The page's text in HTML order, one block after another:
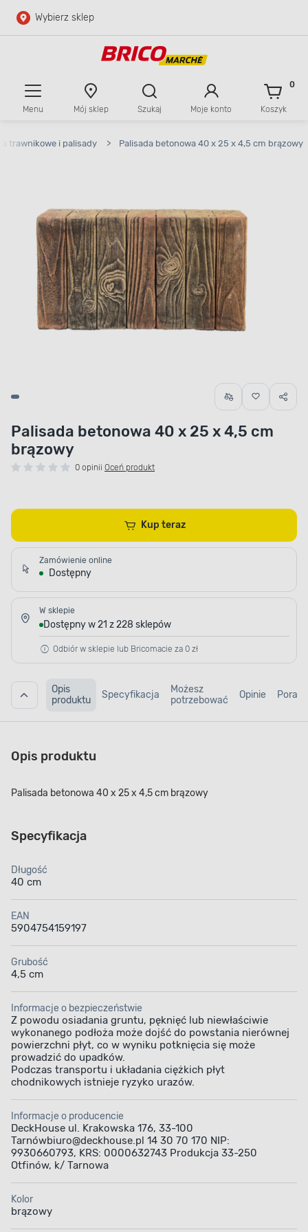
Przejdź do głównej zawartości
Wybierz sklep
Menu Mój sklep Szukaj Moje konto Koszyk
0
trawnikowe i palisady > Palisada betonowa 40 x 25 x 4,5 cm brązowy
Palisada betonowa 40 x 25 x 4,5 cm
brązowy
0 opinii Oceń produkt
Kup teraz
Zamówienie online
Dostępny
W sklepie
Dostępny w 21 z 228 sklepów
Odbiór w sklepie lub Bricomacie za 0 zł
Opis
produktu
Specyfikacja
Możesz
potrzebować
Opinie Porady
Opis produktu
Palisada betonowa 40 x 25 x 4,5 cm brązowy
Specyfikacja
Długość
40 cm
EAN
5904754159197
Grubość
4,5 cm
Informacje o bezpieczeństwie
Z powodu osiadania gruntu, pęknięć lub niewłaściwie
wykonanego podłoża może dojść do powstania nierównej
powierzchni płyt, co w wyniku potknięcia się może
prowadzić do upadków.
Podczas transportu i układania ciężkich płyt
chodnikowych istnieje ryzyko urazów.
Informacje o producencie
DeckHouse ul. Krakowska 176, 33-100
Tarnówbiuro@deckhouse.pl 14 30 70 170 NIP:
9930660793, KRS: 0000632743 Produkcja 33-250
Otfinów, k/ Tarnowa
Kolor
brązowy